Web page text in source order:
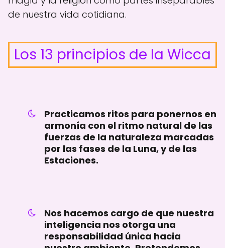
de nuestra vida cotidiana.
Los 13 principios de la Wicca
Practicamos ritos para ponernos en
armonía con el ritmo natural de las
fuerzas de la naturaleza marcadas
por las fases de la Luna, y de las
Estaciones.
Nos hacemos cargo de que nuestra
inteligencia nos otorga una
responsabilidad única hacia